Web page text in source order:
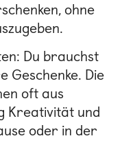
ohne
Du brauchst
Geschenke. Die
oft aus
Kreativität und
oder in der